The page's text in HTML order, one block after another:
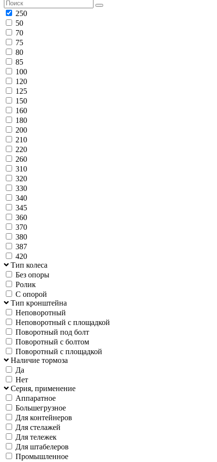
250
50
70
75
80
85
100
120
125
150
160
180
200
210
220
260
310
320
330
340
345
360
370
380
387
420
Тип колеса
Без опоры
Ролик
С опорой
Тип кронштейна
Неповоротный
Неповоротный с площадкой
Поворотный под болт
Поворотный с болтом
Поворотный с площадкой
Наличие тормоза
Да
Нет
Серия, применение
Аппаратное
Большегрузное
Для контейнеров
Для стелажей
Для тележек
Для штабелеров
Промышленное